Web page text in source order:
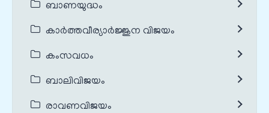
ബാണയുദ്ധം
കാർത്തവീര്യാർജ്ജുന വിജയം
കംസവധം
ബാലിവിജയം
രാവണവിജയം